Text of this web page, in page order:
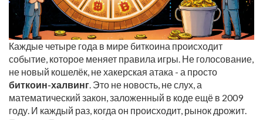
Каждые четыре года в мире биткоина происходит
событие, которое меняет правила игры. Не голосование,
не новый кошелёк, не хакерская атака - а просто
биткоин-халвинг . Это не новость, не слух, а
математический закон, заложенный в коде ещё в 2009
году. И каждый раз, когда он происходит, рынок дрожит.